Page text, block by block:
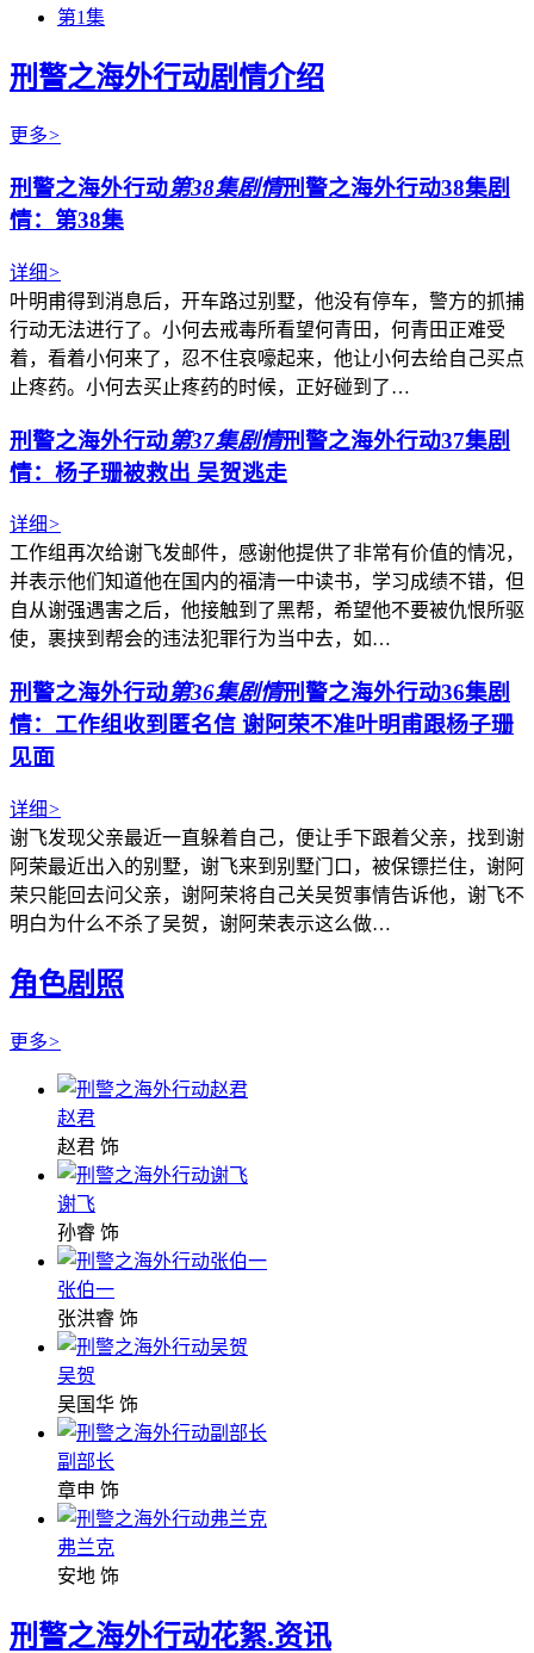
第1集
刑警之海外行动剧情介绍
更多>
刑警之海外行动第38集剧情刑警之海外行动38集剧
情：第38集
详细>
叶明甫得到消息后，开车路过别墅，他没有停车，警方的抓捕
行动无法进行了。小何去戒毒所看望何青田，何青田正难受
着，看着小何来了，忍不住哀嚎起来，他让小何去给自己买点
止疼药。小何去买止疼药的时候，正好碰到了…
刑警之海外行动第37集剧情刑警之海外行动37集剧
情：杨子珊被救出 吴贺逃走
详细>
工作组再次给谢飞发邮件，感谢他提供了非常有价值的情况，
并表示他们知道他在国内的福清一中读书，学习成绩不错，但
自从谢强遇害之后，他接触到了黑帮，希望他不要被仇恨所驱
使，裹挟到帮会的违法犯罪行为当中去，如…
刑警之海外行动第36集剧情刑警之海外行动36集剧
情：工作组收到匿名信 谢阿荣不准叶明甫跟杨子珊
见面
详细>
谢飞发现父亲最近一直躲着自己，便让手下跟着父亲，找到谢
阿荣最近出入的别墅，谢飞来到别墅门口，被保镖拦住，谢阿
荣只能回去问父亲，谢阿荣将自己关吴贺事情告诉他，谢飞不
明白为什么不杀了吴贺，谢阿荣表示这么做…
角色剧照
更多>
赵君
赵君 饰
谢飞
孙睿 饰
张伯一
张洪睿 饰
吴贺
吴国华 饰
副部长
章申 饰
弗兰克
安地 饰
刑警之海外行动花絮.资讯